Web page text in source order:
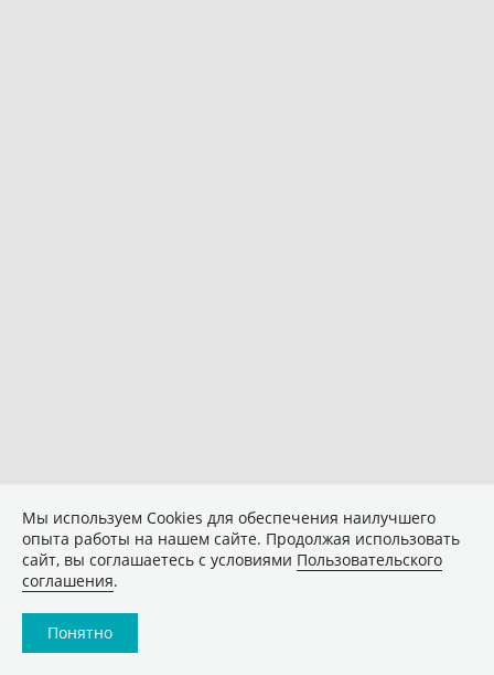
Мы используем Сookies для обеспечения наилучшего
опыта работы на нашем сайте. Продолжая использовать
сайт, вы соглашаетесь с условиями Пользовательского
соглашения.
Понятно